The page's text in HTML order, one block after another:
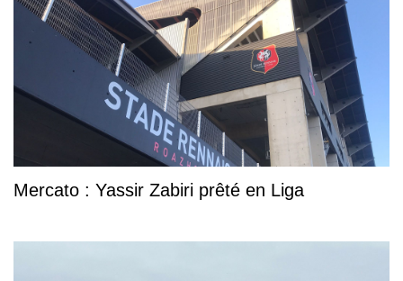
Mercato : Yassir Zabiri prêté en Liga